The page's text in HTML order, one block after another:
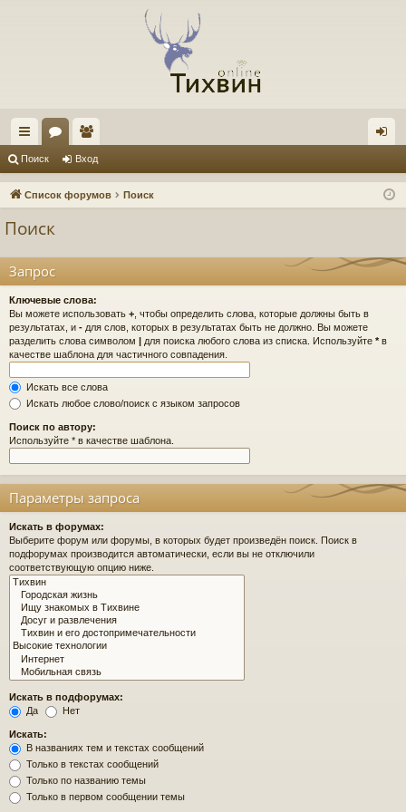
с
ы ум
ол
ьз д
Поиск Вход
Список форумов Поиск
Поиск
Запрос
Ключевые слова:
Вы можете использовать + , чтобы определить слова, которые должны быть в
результатах, и - для слов, которых в результатах быть не должно. Вы можете
разделить слова символом | для поиска любого слова из списка. Используйте *в
качестве шаблона для частичного совпадения.
Искать все слова
Искать любое слово/поиск с языком запросов
Поиск по автору:
Используйте * в качестве шаблона.
Параметры запроса
Искать в форумах:
Выберите форум или форумы, в которых будет произведён поиск. Поиск в
подфорумах производится автоматически, если вы не отключили
соответствующую опцию ниже.
Искать в подфорумах:
Да
Нет
Искать:
В названиях тем и текстах сообщений
Только в текстах сообщений
Только по названию темы
Только в первом сообщении темы